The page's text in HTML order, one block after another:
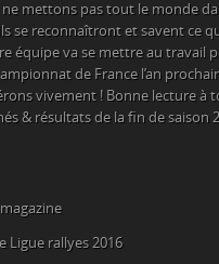
mettons pas tout le monde
se reconnaîtront et savent ce
équipe va se mettre au travail
de France l’an
vivement ! Bonne lecture à
& résultats de la fin de saison
Ligue rallyes 2016